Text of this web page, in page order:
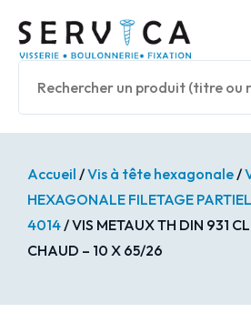
Accueil /Vis à tête hexagonale/
HEXAGONALE FILETAGE
4014/ VIS METAUX TH DIN 931
CHAUD – 10 X 65/26